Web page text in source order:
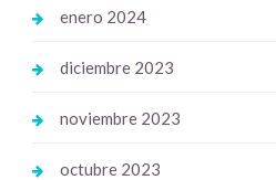
enero 2024
diciembre 2023
noviembre 2023
octubre 2023